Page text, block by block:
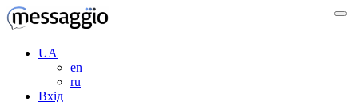
UA
en
ru
Вхід